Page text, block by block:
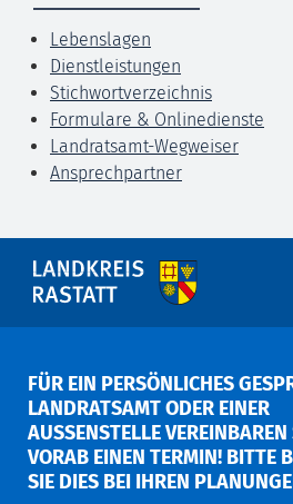
Lebenslagen
Dienstleistungen
Stichwortverzeichnis
Formulare & Onlinedienste
Landratsamt-Wegweiser
Ansprechpartner
FÜR EIN PERSÖNLICHES
LANDRATSAMT ODER EINER
AUSSENSTELLE VEREINBAREN
ORAB EINEN TERMIN! BITTE
IE DIES BEI IHREN